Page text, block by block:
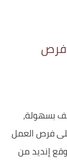
فرص
بسهولة،
فرص العمل
إنديد من